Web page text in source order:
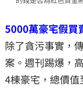
5000萬豪宅假
除了貪污事實，
案。週刊踢爆，
4棟豪宅，總價